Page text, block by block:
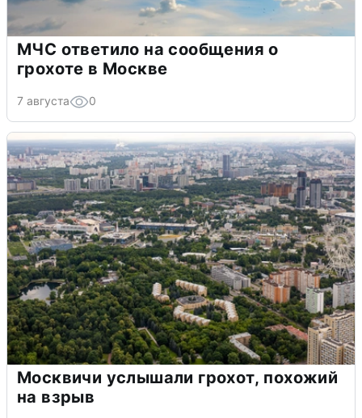
МЧС ответило на сообщения о
грохоте в Москве
7 августа 0
Москвичи услышали грохот, похожий
на взрыв